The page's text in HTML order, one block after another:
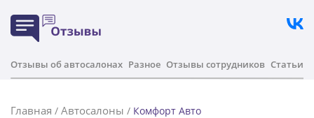
Отзывы об автосалонах Разное Отзывы сотрудников Статьи
Главная / Автосалоны / Комфорт Авто